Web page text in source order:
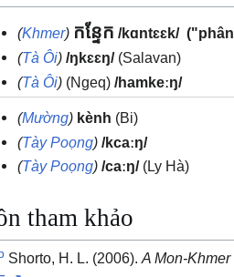
(Khmer) កន្ទែក /kɑntɛɛk/
(Tà Ôi) /ŋkɛɛŋ/(Salavan)
(Tà Ôi) (Ngeq) /hamkeːŋ/
(Mường) kènh (Bi)
(Tày Poọng) /kcaːŋ/
(Tày Poọng) /caːŋ/(Ly Hà)
tham khảo
Shorto, H. L. (2006).A Mon-